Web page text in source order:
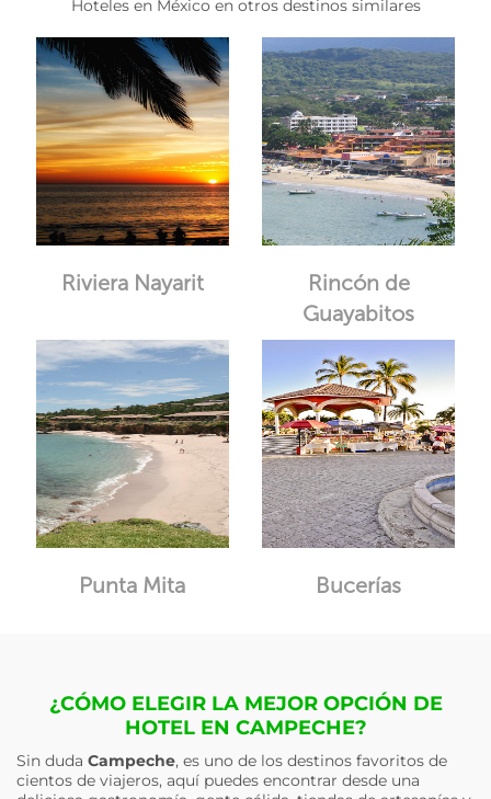
Hoteles en México en otros destinos similares
Riviera Nayarit
Rincón de
Guayabitos
Punta Mita Bucerías
¿CÓMO ELEGIR LA MEJOR OPCIÓN DE
HOTEL EN CAMPECHE?
Sin duda Campeche, es uno de los destinos favoritos de
cientos de viajeros, aquí puedes encontrar desde una